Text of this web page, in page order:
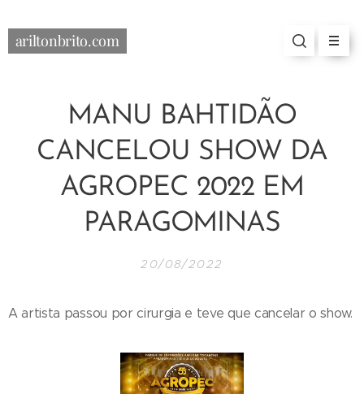
ariltonbrito.com
MANU BAHTIDÃO
CANCELOU SHOW DA
AGROPEC 2022 EM
PARAGOMINAS
20/08/2022
A artista passou por cirurgia e teve que cancelar o show.